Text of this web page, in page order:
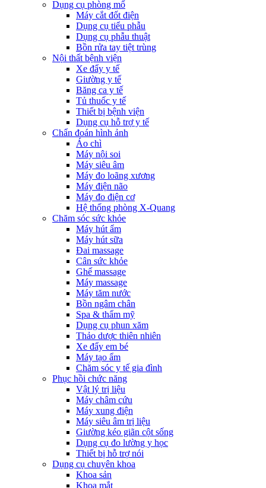
Dụng cụ phòng mổ
Máy cắt đốt điện
Dụng cụ tiểu phẫu
Dụng cụ phẫu thuật
Bồn rửa tay tiệt trùng
Nội thất bệnh viện
Xe đẩy y tế
Giường y tế
Băng ca y tế
Tủ thuốc y tế
Thiết bị bệnh viện
Dụng cụ hỗ trợ y tế
Chẩn đoán hình ảnh
Áo chì
Máy nội soi
Máy siêu âm
Máy đo loãng xương
Máy điện não
Máy đo điện cơ
Hệ thống phòng X-Quang
Chăm sóc sức khỏe
Máy hút ẩm
Máy hút sữa
Đai massage
Cân sức khỏe
Ghế massage
Máy massage
Máy tăm nước
Bồn ngâm chân
Spa & thẩm mỹ
Dụng cụ phun xăm
Thảo dược thiên nhiên
Xe đẩy em bé
Máy tạo ẩm
Chăm sóc y tế gia đình
Phục hồi chức năng
Vật lý trị liệu
Máy châm cứu
Máy xung điện
Máy siêu âm trị liệu
Giường kéo giãn cột sống
Dụng cụ đo lường y học
Thiết bị hỗ trợ nói
Dụng cụ chuyên khoa
Khoa sản
Khoa mắt